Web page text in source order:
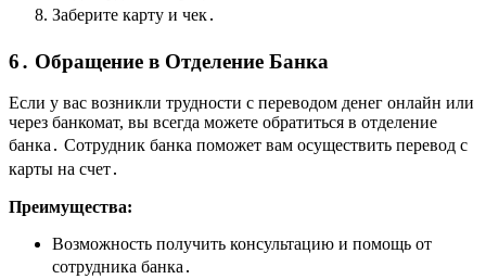
Заберите карту и чек․
6․ Обращение в Отделение Банка
Если у вас возникли трудности с переводом денег онлайн или
через банкомат, вы всегда можете обратиться в отделение
банка․ Сотрудник банка поможет вам осуществить перевод с
карты на счет․
Преимущества:
Возможность получить консультацию и помощь от
сотрудника банка․